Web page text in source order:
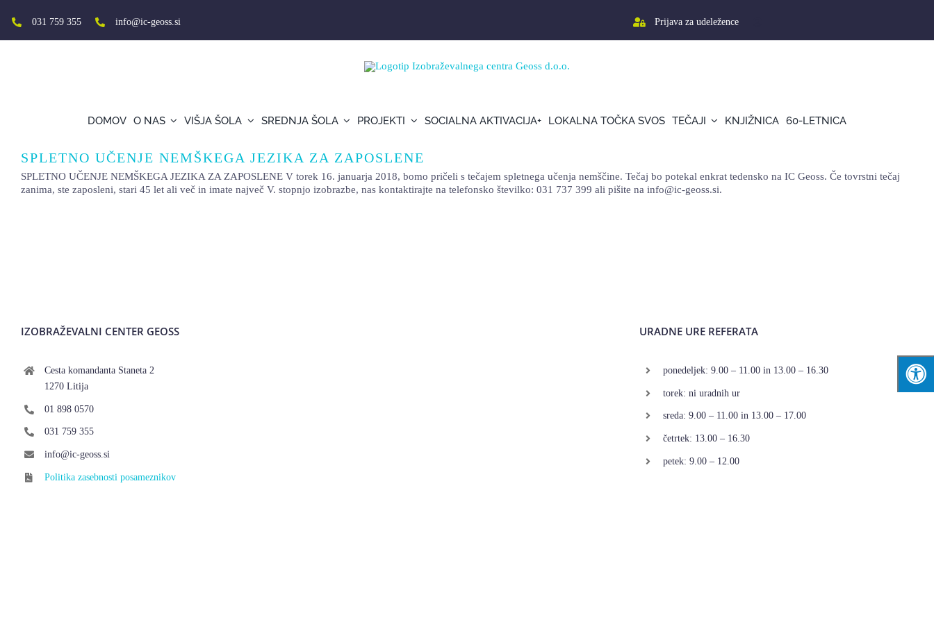
031 759 355 info@ic-geoss.si Prijava za udeležence
DOMOV O NAS VIŠJA ŠOLA SREDNJA ŠOLA PROJEKTI SOCIALNA AKTIVACIJA+ LOKALNA TOČKA SVOS TEČAJI KNJIŽNICA 60-LETNICA
SPLETNO UČENJE NEMŠKEGA JEZIKA ZA ZAPOSLENE
SPLETNO UČENJE NEMŠKEGA JEZIKA ZA ZAPOSLENE V torek 16. januarja 2018, bomo pričeli s tečajem spletnega učenja nemščine. Tečaj bo potekal enkrat tedensko na IC Geoss. Če tovrstni tečaj
zanima, ste zaposleni, stari 45 let ali več in imate največ V. stopnjo izobrazbe, nas kontaktirajte na telefonsko številko: 031 737 399 ali pišite na info@ic-geoss.si.
IZOBRAŽEVALNI CENTER GEOSS
Cesta komandanta Staneta 2
1270 Litija
01 898 0570
031 759 355
info@ic-geoss.si
Politika zasebnosti posameznikov
URADNE URE REFERATA
ponedeljek: 9.00 – 11.00 in 13.00 – 16.30
torek: ni uradnih ur
sreda: 9.00 – 11.00 in 13.00 – 17.00
četrtek: 13.00 – 16.30
petek: 9.00 – 12.00